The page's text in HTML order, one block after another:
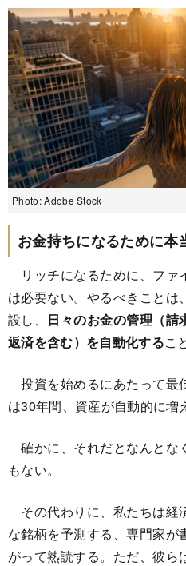
Photo: Adobe Stock
お金持ちになるために本
リッチになるために、ファ
は必要ない。やるべきことは
設し、 日々のお金の管理（請
返済を含む）を自動化するこ
投資を始めるにあたって最
は30年間、資産が自動的に増
確かに、それだとなんとな
もない。
その代わりに、私たちは経
な銘柄を予測する、専門家が
がって熟読する。ただ、彼